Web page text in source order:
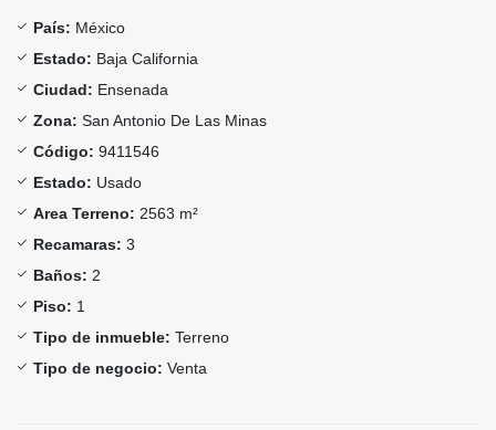
País: México
Estado: Baja California
Ciudad: Ensenada
Zona: San Antonio De Las Minas
Código: 9411546
Estado: Usado
Area Terreno: 2563 m²
Recamaras: 3
Baños: 2
Piso: 1
Tipo de inmueble: Terreno
Tipo de negocio: Venta